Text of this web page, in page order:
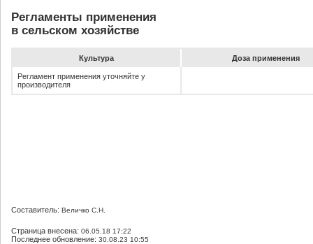
Регламенты применения
в сельском хозяйстве
Культура До­за при­ме­не­ния
Регламент применения уточняйте у
производителя
Составитель: Величко С.Н.
Страница внесена: 06.05.18 17:22
Последнее обновление: 30.08.23 10:55